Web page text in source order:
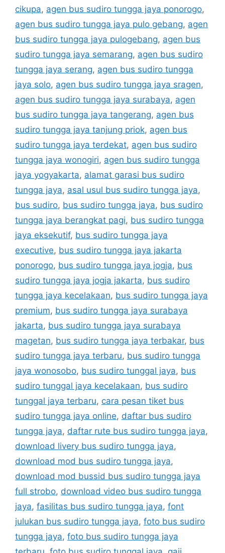
cikupa, agen bus sudiro tungga jaya ponorogo,
agen bus sudiro tungga jaya pulo gebang, agen
bus sudiro tungga jaya pulogebang, agen bus
sudiro tungga jaya semarang, agen bus sudiro
tungga jaya serang, agen bus sudiro tungga
jaya solo, agen bus sudiro tungga jaya sragen,
agen bus sudiro tungga jaya surabaya, agen
bus sudiro tungga jaya tangerang, agen bus
sudiro tungga jaya tanjung priok, agen bus
sudiro tungga jaya terdekat, agen bus sudiro
tungga jaya wonogiri, agen bus sudiro tungga
jaya yogyakarta, alamat garasi bus sudiro
tungga jaya, asal usul bus sudiro tungga jaya,
bus sudiro, bus sudiro tungga jaya, bus sudiro
tungga jaya berangkat pagi, bus sudiro tungga
jaya eksekutif, bus sudiro tungga jaya
executive, bus sudiro tungga jaya jakarta
ponorogo, bus sudiro tungga jaya jogja, bus
sudiro tungga jaya jogja jakarta, bus sudiro
tungga jaya kecelakaan, bus sudiro tungga jaya
premium, bus sudiro tungga jaya surabaya
jakarta, bus sudiro tungga jaya surabaya
magetan, bus sudiro tungga jaya terbakar, bus
sudiro tungga jaya terbaru, bus sudiro tungga
jaya wonosobo, bus sudiro tunggal jaya, bus
sudiro tunggal jaya kecelakaan, bus sudiro
tunggal jaya terbaru, cara pesan tiket bus
sudiro tungga jaya online, daftar bus sudiro
tungga jaya, daftar rute bus sudiro tungga jaya,
download livery bus sudiro tungga jaya,
download mod bus sudiro tungga jaya,
download mod bussid bus sudiro tungga jaya
full strobo, download video bus sudiro tungga
jaya, fasilitas bus sudiro tungga jaya, font
julukan bus sudiro tungga jaya, foto bus sudiro
tungga jaya, foto bus sudiro tungga jaya